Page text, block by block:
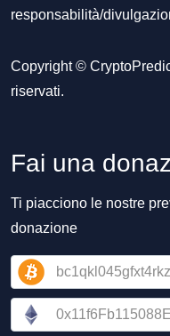
responsabilità/
Copyright ©
riservati.
Fai una
Ti piacciono le nostre
donazione